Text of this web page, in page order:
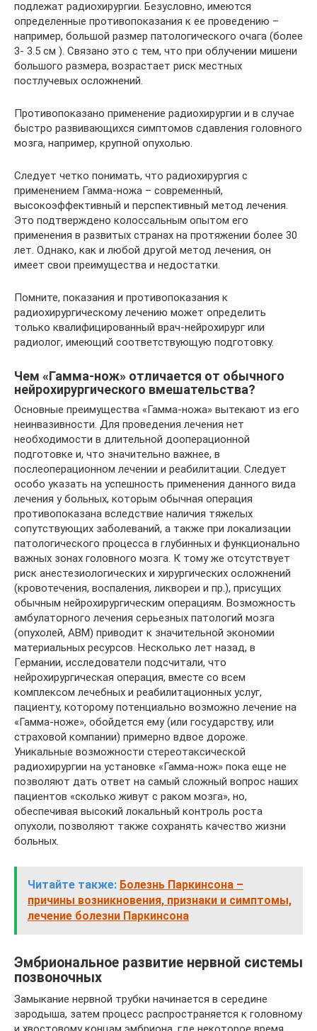
подлежат радиохирургии. Безусловно, имеются
определенные противопоказания к ее проведению –
например, большой размер патологического очага (более
3- 3.5 см ). Связано это с тем, что при облучении мишени
большого размера, возрастает риск местных
постлучевых осложнений.
Противопоказано применение радиохирургии и в случае
быстро развивающихся симптомов сдавления головного
мозга, например, крупной опухолью.
Следует четко понимать, что радиохирургия с
применением Гамма-ножа – современный,
высокоэффективный и перспективный метод лечения.
Это подтверждено колоссальным опытом его
применения в развитых странах на протяжении более 30
лет. Однако, как и любой другой метод лечения, он
имеет свои преимущества и недостатки.
Помните, показания и противопоказания к
радиохирургическому лечению может определить
только квалифицированный врач-нейрохирург или
радиолог, имеющий соответствующую подготовку.
Чем «Гамма-нож» отличается от обычного
нейрохирургического вмешательства?
Основные преимущества «Гамма-ножа» вытекают из его
неинвазивности. Для проведения лечения нет
необходимости в длительной дооперационной
подготовке и, что значительно важнее, в
послеоперационном лечении и реабилитации. Следует
особо указать на успешность применения данного вида
лечения у больных, которым обычная операция
противопоказана вследствие наличия тяжелых
сопутствующих заболеваний, а также при локализации
патологического процесса в глубинных и функционально
важных зонах головного мозга. К тому же отсутствует
риск анестезиологических и хирургических осложнений
(кровотечения, воспаления, ликвореи и пр.), присущих
обычным нейрохирургическим операциям. Возможность
амбулаторного лечения серьезных патологий мозга
(опухолей, АВМ) приводит к значительной экономии
материальных ресурсов. Несколько лет назад, в
Германии, исследователи подсчитали, что
нейрохирургическая операция, вместе со всем
комплексом лечебных и реабилитационных услуг,
пациенту, которому потенциально возможно лечение на
«Гамма-ноже», обойдется ему (или государству, или
страховой компании) примерно вдвое дороже.
Уникальные возможности стереотаксической
радиохирургии на установке «Гамма-нож» пока еще не
позволяют дать ответ на самый сложный вопрос наших
пациентов «сколько живут с раком мозга», но,
обеспечивая высокий локальный контроль роста
опухоли, позволяют также сохранять качество жизни
больных.
Читайте также: Болезнь Паркинсона –
причины возникновения, признаки и симптомы,
лечение болезни Паркинсона
Эмбриональное развитие нервной системы
позвоночных
Замыкание нервной трубки начинается в середине
зародыша, затем процесс распространяется к головному